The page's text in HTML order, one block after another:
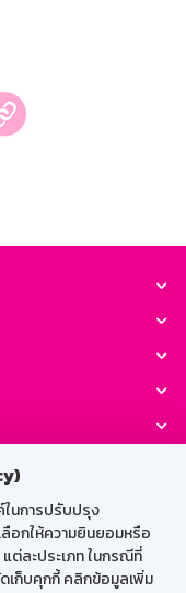
ในการปรับปรุง
อกให้ความยินยอมหรือ
ต่ละประเภท ในกรณีที่
ดเก็บคุกกี้ คลิกข้อมูลเพิ่ม